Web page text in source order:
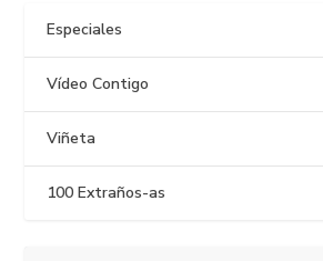
Especiales
Vídeo Contigo
Viñeta
100 Extraños-as